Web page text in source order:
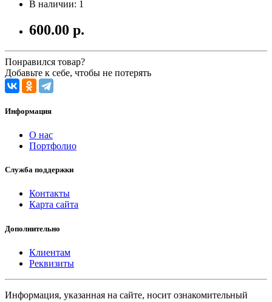
В наличии: 1
600.00 р.
Понравился товар?
Добавьте к себе, чтобы не потерять
Информация
О нас
Портфолио
Служба поддержки
Контакты
Карта сайта
Дополнительно
Клиентам
Реквизиты
Информация, указанная на сайте, носит ознакомительный